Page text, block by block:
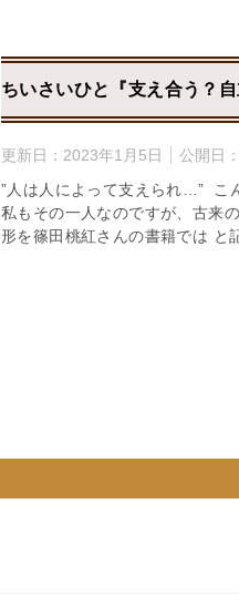
ちいさいひと『支え合う？自
更新日： 2023年1月5日 公開日：
”人は人によって支えられ…” こ
私もその一人なのですが、古来
形を篠田桃紅さんの書籍では